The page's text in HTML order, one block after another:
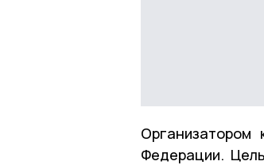
Организатором
Федерации.